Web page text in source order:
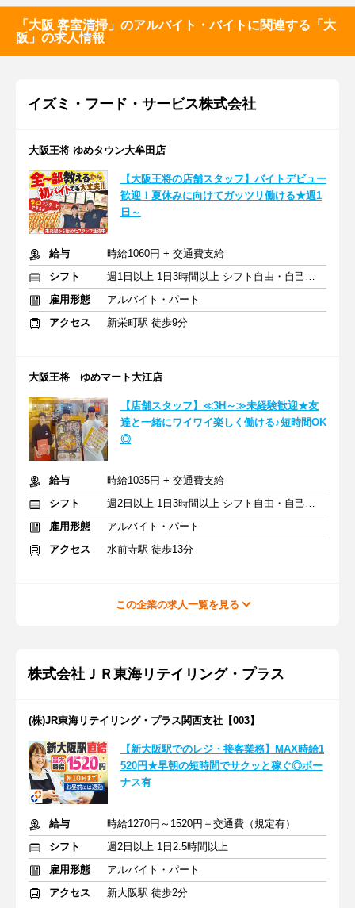
「大阪 客室清掃」のアルバイト・バイトに関連する「大
阪」の求人情報
イズミ・フード・サービス株式会社
大阪王将 ゆめタウン大牟田店
【大阪王将の店舗スタッフ】バイトデビュー
歓迎！夏休みに向けてガッツリ働ける★週1
日～
給与
時給1060円 + 交通費支給
シフト
週1日以上 1日3時間以上 シフト自由・自己申告
雇用形態
アルバイト・パート
アクセス
新栄町駅 徒歩9分
大阪王将 ゆめマート大江店
【店舗スタッフ】≪3H～≫未経験歓迎★友
達と一緒にワイワイ楽しく働ける♪短時間OK
◎
給与
時給1035円 + 交通費支給
シフト
週2日以上 1日3時間以上 シフト自由・自己申告
雇用形態
アルバイト・パート
アクセス
水前寺駅 徒歩13分
この企業の求人一覧を見る
株式会社ＪＲ東海リテイリング・プラス
(株)JR東海リテイリング・プラス関西支社【003】
【新大阪駅でのレジ・接客業務】MAX時給1
520円★早朝の短時間でサクッと稼ぐ◎ボー
ナス有
給与
時給1270円～1520円＋交通費（規定有）
シフト
週2日以上 1日2.5時間以上
雇用形態
アルバイト・パート
アクセス
新大阪駅 徒歩2分